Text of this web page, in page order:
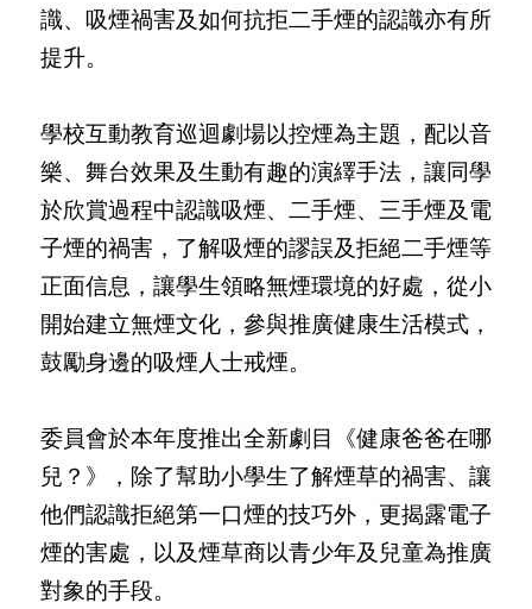
識、吸煙禍害及如何抗拒二手煙的認識亦有所
提升。
學校互動教育巡迴劇場以控煙為主題，配以音
樂、舞台效果及生動有趣的演繹手法，讓同學
於欣賞過程中認識吸煙、二手煙、三手煙及電
子煙的禍害，了解吸煙的謬誤及拒絕二手煙等
正面信息，讓學生領略無煙環境的好處，從小
開始建立無煙文化，參與推廣健康生活模式，
鼓勵身邊的吸煙人士戒煙。
委員會於本年度推出全新劇目《健康爸爸在哪
兒？》，除了幫助小學生了解煙草的禍害、讓
他們認識拒絕第一口煙的技巧外，更揭露電子
煙的害處，以及煙草商以青少年及兒童為推廣
對象的手段。